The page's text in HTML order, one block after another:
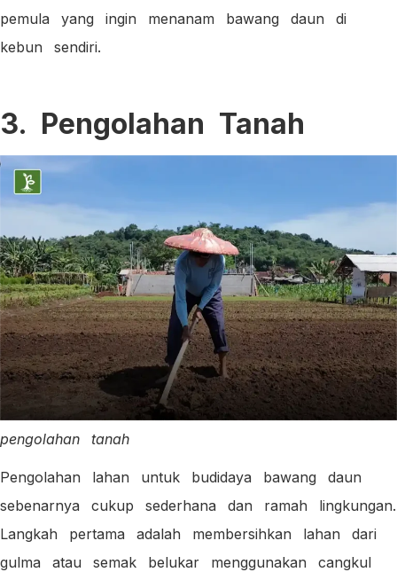
pemula yang ingin menanam bawang daun di
kebun sendiri.
3. Pengolahan Tanah
pengolahan tanah
Pengolahan lahan untuk budidaya bawang daun
sebenarnya cukup sederhana dan ramah lingkungan.
Langkah pertama adalah membersihkan lahan dari
gulma atau semak belukar menggunakan cangkul